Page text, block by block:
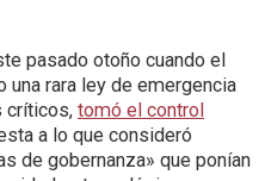
pasado otoño cuando el
una rara ley de emergencia
críticos, tomó el control
a lo que consideró
de gobernanza» que ponían